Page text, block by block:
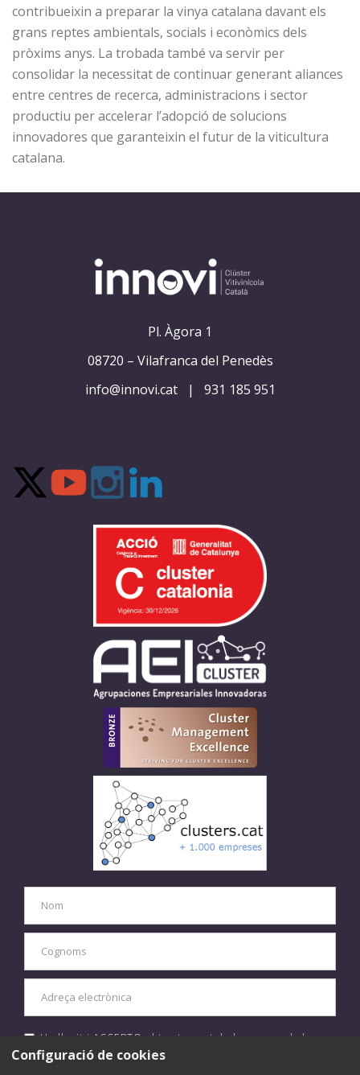
contribueixin a preparar la vinya catalana davant els
grans reptes ambientals, socials i econòmics dels
pròxims anys. La trobada també va servir per
consolidar la necessitat de continuar generant aliances
entre centres de recerca, administracions i sector
productiu per accelerar l’adopció de solucions
innovadores que garanteixin el futur de la viticultura
catalana.
Pl. Àgora 1
08720 – Vilafranca del Penedès
info@innovi.cat
| 931 185 951
He llegit i ACCEPTO el tractament de les meves dades
personals d'acord amb la
Configuració de cookies